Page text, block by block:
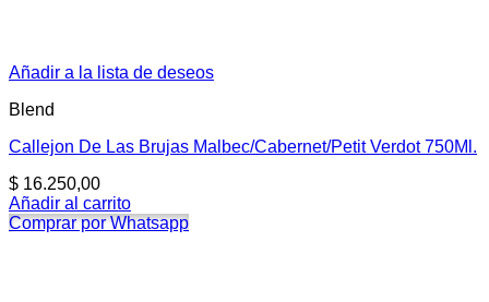
Añadir a la lista de deseos
Blend
Callejon De Las Brujas Malbec/Cabernet/Petit Verdot 750Ml.
$ 16.250,00
Añadir al carrito
Comprar por Whatsapp